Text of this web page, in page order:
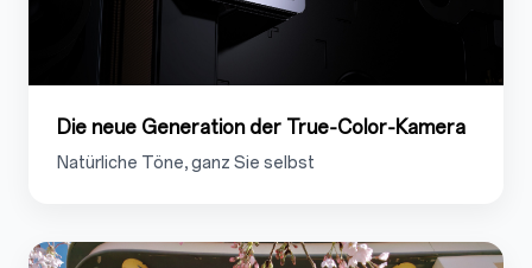
Die neue Generation der True‑Color‑Kamera
Natürliche Töne, ganz Sie selbst
1.6